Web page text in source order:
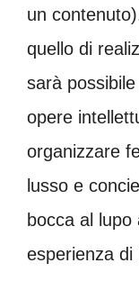
un
quello di
sarà
opere
organizzare
lusso e
bocca al
esperienza di